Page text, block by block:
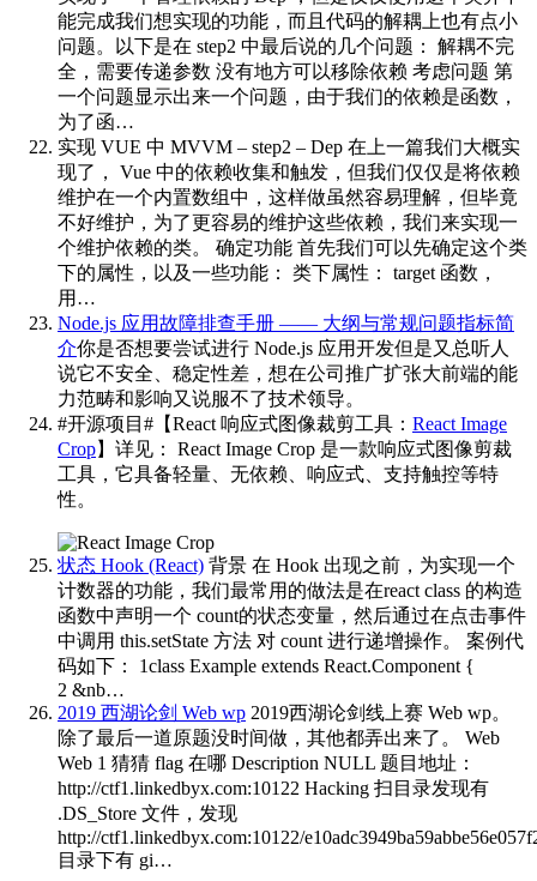
能完成我们想实现的功能，而且代码的解耦上也有点小
问题。以下是在 step2 中最后说的几个问题： 解耦不完
全，需要传递参数 没有地方可以移除依赖 考虑问题 第
一个问题显示出来一个问题，由于我们的依赖是函数，
为了函…
实现 VUE 中 MVVM – step2 – Dep 在上一篇我们大概实
现了， Vue 中的依赖收集和触发，但我们仅仅是将依赖
维护在一个内置数组中，这样做虽然容易理解，但毕竟
不好维护，为了更容易的维护这些依赖，我们来实现一
个维护依赖的类。 确定功能 首先我们可以先确定这个类
下的属性，以及一些功能： 类下属性： target 函数，
用…
Node.js 应用故障排查手册 —— 大纲与常规问题指标简
介你是否想要尝试进行 Node.js 应用开发但是又总听人
说它不安全、稳定性差，想在公司推广扩张大前端的能
力范畴和影响又说服不了技术领导。
#开源项目#【React 响应式图像裁剪工具： React Image
Crop】详见：
React Image Crop 是一款响应式图像剪裁
工具，它具备轻量、无依赖、响应式、支持触控等特
性。
状态 Hook (React) 背景 在 Hook 出现之前，为实现一个
计数器的功能，我们最常用的做法是在react class 的构造
函数中声明一个 count的状态变量，然后通过在点击事件
中调用 this.setState 方法 对 count 进行递增操作。 案例代
码如下： 1class Example extends React.Component {
2 &nb…
2019 西湖论剑 Web wp 2019西湖论剑线上赛 Web wp。
除了最后一道原题没时间做，其他都弄出来了。 Web
Web 1 猜猜 flag 在哪 Description NULL 题目地址：
http://ctf1.linkedbyx.com:10122 Hacking 扫目录发现有
.DS_Store 文件，发现
http://ctf1.linkedbyx.com:10122/
目录下有 gi…